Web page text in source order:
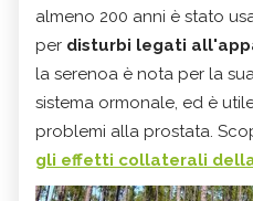
almeno 200 anni è stato
per disturbi legati
la serenoa è nota per la
sistema ormonale, ed è
problemi alla prostata.
gli effetti collaterali